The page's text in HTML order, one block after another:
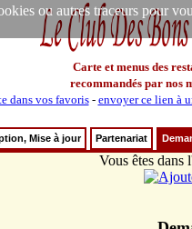
ou autres traceurs pour
Carte et menus des
recommandés par nos
dans vos favoris- envoyer ce lien à
Mise à jour Partenariat
Vous êtes